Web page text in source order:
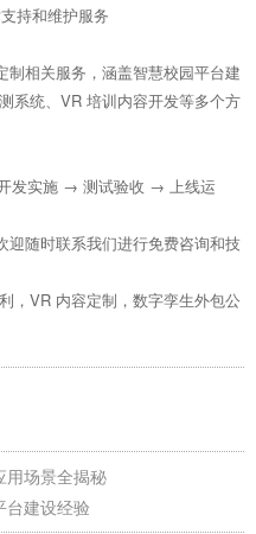
持和维护服务
相关服务，涵盖智慧校园平台建
系统、VR 培训内容开发等多个方
发实施 → 测试验收 → 上线运
迎随时联系我们进行免费咨询和技
，VR 内容定制，数字孪生外包公
用场景全揭秘
台建设经验